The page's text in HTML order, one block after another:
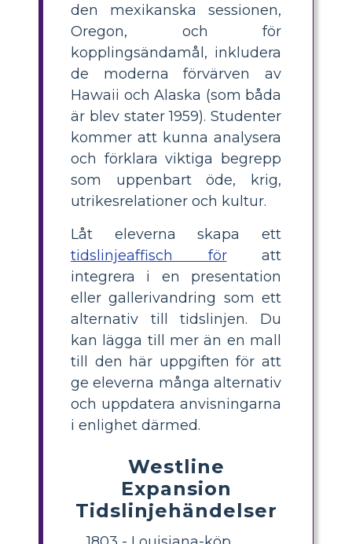
den mexikanska sessionen,
Oregon, och för
kopplingsändamål, inkludera
de moderna förvärven av
Hawaii och Alaska (som båda
är blev stater 1959). Studenter
kommer att kunna analysera
och förklara viktiga begrepp
som uppenbart öde, krig,
utrikesrelationer och kultur.
Låt eleverna skapa ett
tidslinjeaffisch föratt
integrera i en presentation
eller gallerivandring som ett
alternativ till tidslinjen. Du
kan lägga till mer än en mall
till den här uppgiften för att
ge eleverna många alternativ
och uppdatera anvisningarna
i enlighet därmed.
Westline
Expansion
Tidslinjehändelser